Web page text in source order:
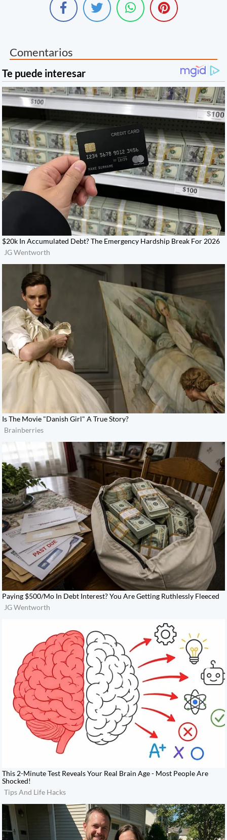
Comentarios